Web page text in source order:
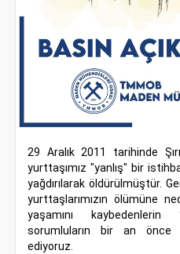
29 Aralık 2011 tarihinde
yurttaşımız "yanlış" bir
yağdırılarak öldürülmüştür.
yurttaşlarımızın ölümüne
yaşamını kaybedenlerin
sorumluların bir an önce
ediyoruz.